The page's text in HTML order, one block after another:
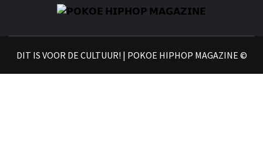
DIT IS VOOR DE CULTUUR! | POKOE HIPHOP MAGAZINE ©